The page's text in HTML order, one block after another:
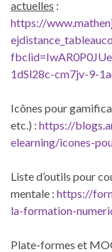
actuelles :
https://
1dSl28c-cm7jv-9-
Icônes pour
etc.) : https://
elearning/icones-
Liste d’outils pour
mentale : https://
la-formation-
Plate-formes et